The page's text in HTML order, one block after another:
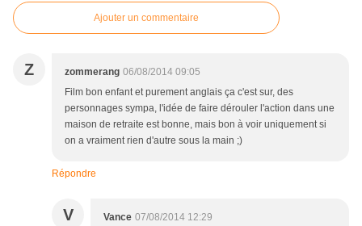
Ajouter un commentaire
Z zommerang 06/08/2014 09:05
Film bon enfant et purement anglais ça c'est sur, des
personnages sympa, l'idée de faire dérouler l'action dans une
maison de retraite est bonne, mais bon à voir uniquement si
on a vraiment rien d'autre sous la main ;)
Répondre
V Vance 07/08/2014 12:29